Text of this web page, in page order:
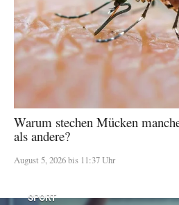
Warum stechen Mücken
als andere?
August 5, 2026 bis 11:37 Uhr
SPORT